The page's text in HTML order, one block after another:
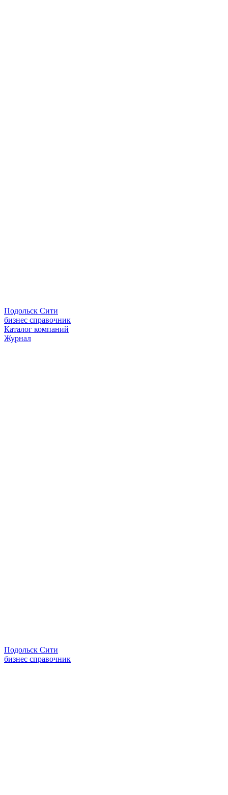
Подольск Сити
бизнес справочник
Каталог компаний
Журнал
Подольск Сити
бизнес справочник